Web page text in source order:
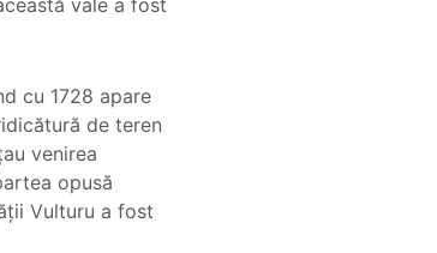
cu 1728 apare
de teren
venirea
opusă
Vulturu a fost